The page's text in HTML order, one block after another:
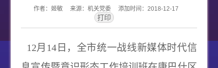
作者：姬敏 来源：机关党委 添加时间：2018-12-17
12月 14日，全市统一战线新媒体时代信